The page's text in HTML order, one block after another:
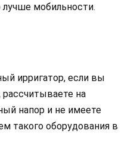
лучше мобильности.
ирригатор, если вы
на
напор и не имеете
такого оборудования в